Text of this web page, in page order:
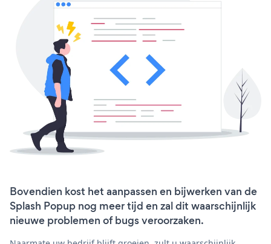
Bovendien kost het aanpassen en bijwerken van de
Splash Popup nog meer tijd en zal dit waarschijnlijk
nieuwe problemen of bugs veroorzaken.